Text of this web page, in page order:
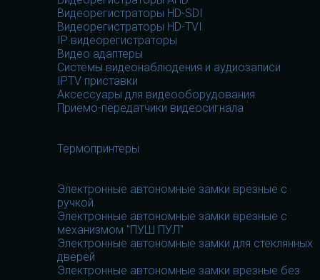
Видеорегистраторы HD-SDI
Видеорегистраторы HD-TVI
IP видеорегистраторы
Видео адаптеры
Системы видеонаблюдения и аудиозаписи
IPTV приставки
Аксессуары для видеооборудования
Приемо-передатчики видеосигнала
Термопринтеры
Электронные автономные замки врезные с
ручкой
Электронные автономные замки врезные с
механизмом "ПУШ ПУЛ"
Электронные автономные замки для стеклянных
дверей
Электронные автономные замки врезные без